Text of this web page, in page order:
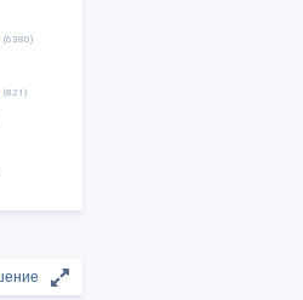
(6380)
(821)